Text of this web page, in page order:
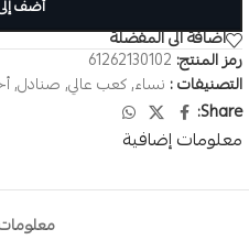
أضف
اضافة الى المفضلة
رمز المنتج: 61262130102
التصنيفات : نساء,كعب عالي, صنادل,
Share:
معلومات إضافية